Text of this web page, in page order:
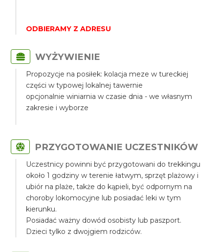
ODBIERAMY Z ADRESU
WYŻYWIENIE
Propozycje na posiłek: kolacja meze w tureckiej
części w typowej lokalnej tawernie
opcjonalnie winiarnia w czasie dnia - we własnym
zakresie i wyborze
PRZYGOTOWANIE UCZESTNIKÓW
Uczestnicy powinni być przygotowani do trekkingu
około 1 godziny w terenie łatwym, sprzęt plażowy i
ubiór na plaże, także do kąpieli, być odpornym na
choroby lokomocyjne lub posiadać leki w tym
kierunku.
Posiadać ważny dowód osobisty lub paszport.
Dzieci tylko z dwojgiem rodziców.